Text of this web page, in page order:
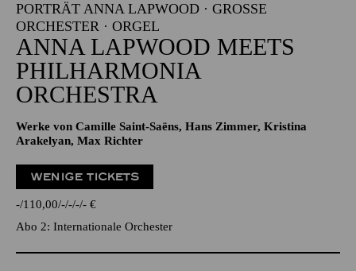
PORTRÄT ANNA LAPWOOD · GROSSE O
RCHESTER · ORGEL
ANNA LAPWOOD MEETS
PHILHARMONIA
ORCHESTRA
Werke von Camille Saint-Saëns, Hans Zimmer, Kristina
Arakelyan, Max Richter
WENIGE TICKETS
- 110,00 - - - - €
Abo 2: Internationale Orchester